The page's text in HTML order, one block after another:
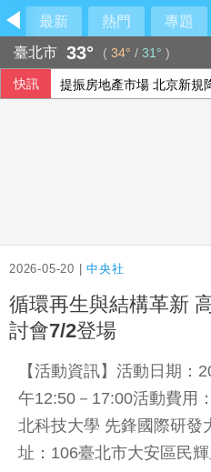
最新 熱門 專題
臺北市 33° ( 34° / 31° )
快訊 提振房地產市場 北京新規
2026-05-20 |中央社
循環再生與結構革新
討會7/2登場
【活動資訊】活動日期：
午12:50－17:00活動費用
北科技大學 先鋒國際研發
址：106臺北市大安區民